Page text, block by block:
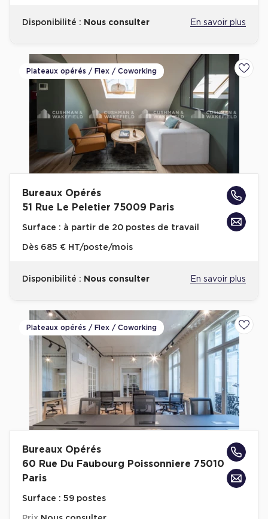
Achat de Commerces à Nîmes
Achat de Commerces à Marseille
Achat de Commerces à Dijon
Bureaux privés
Bureaux privés à Paris
Bureaux privés à Lyon
Bureaux privés à Marseille
Bureaux privés à Neuilly-sur-Seine
Bureaux privés à Lille
Plateaux opérés
Plateaux opérés à Lyon
Plateaux opérés à Neuilly-sur-Seine
Plateaux opérés à Saint-Ouen
Plateaux opérés à Boulogne-Billancourt
Collections Flex / Coworking
Bureaux privés avec terrasse
Disponibilité : Nous consulter En savoir plus
Plateaux opérés / Flex / Coworking
Bureaux Opérés
51 Rue Le Peletier 75009 Paris
Surface : à partir de 20 postes de travail
Dès 685 € HT/poste/mois
Disponibilité : Nous consulter En savoir plus
Plateaux opérés / Flex / Coworking
Bureaux Opérés
60 Rue Du Faubourg Poissonniere 75010
Paris
Surface : 59 postes